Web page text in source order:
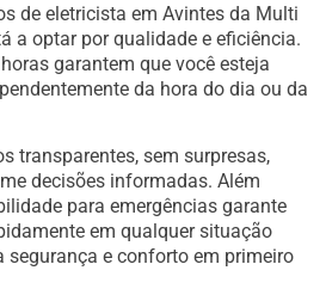
de eletricista em Avintes da Multi
a optar por qualidade e eficiência.
garantem que você esteja
da hora do dia ou da
transparentes, sem surpresas,
decisões informadas. Além
para emergências garante
em qualquer situação
segurança e conforto em primeiro